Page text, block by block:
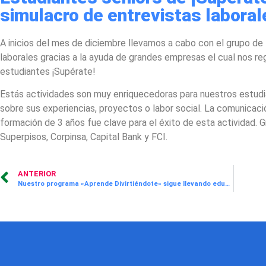
simulacro de entrevistas
A inicios del mes de diciembre llevamos a cabo con el grupo
laborales gracias a la ayuda de grandes empresas el cual nos
estudiantes ¡Supérate!
Estás actividades son muy enriquecedoras para nuestros
sobre sus experiencias, proyectos o labor social. La
formación de 3 años fue clave para el éxito de esta actividad.
Superpisos, Corpinsa, Capital Bank y FCI.
ANTERIOR
Nuestro programa «Aprende Divirtiéndote» sigue llevando educación basada en valores a todos los niños y niñas